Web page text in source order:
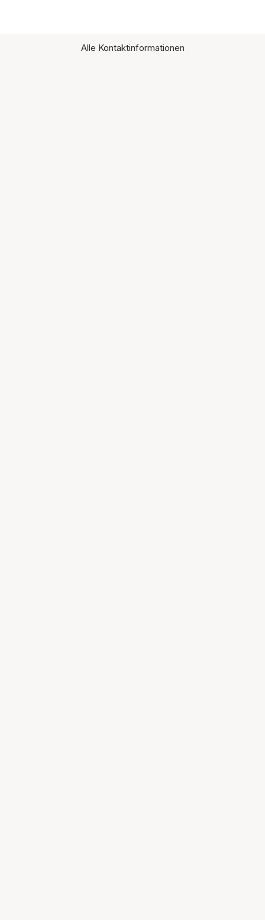
Alle Kontaktinformationen